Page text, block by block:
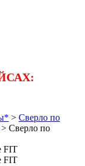
> Сверло по
> Сверло по